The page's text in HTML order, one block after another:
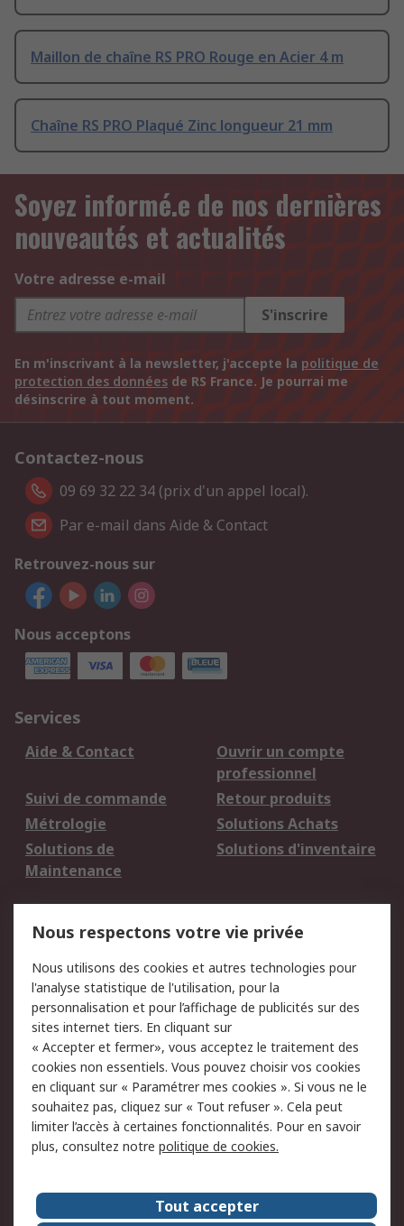
Maillon de chaîne RS PRO Rouge en Acier 4 m
Chaîne RS PRO Plaqué Zinc longueur 21 mm
Soyez informé.e de nos dernières
nouveautés et actualités
Votre adresse e-mail
S'inscrire
En m'inscrivant à la newsletter, j'accepte la politique de
protection des données de RS France. Je pourrai me
désinscrire à tout moment.
Contactez-nous
09 69 32 22 34 (prix d'un appel local).
Par e-mail dans Aide & Contact
Retrouvez-nous sur
Nous acceptons
Services
Aide & Contact
Ouvrir un compte
professionnel
Suivi de commande
Retour produits
Métrologie
Solutions Achats
Solutions de
Maintenance
Solutions d'inventaire
du site
Politique de protection
des données - Mise à
jour
Sécurité des E-mails
Conditions générales
de vente
Politique anti-
corruption
Campagnes marketing
A propos de RS
A propos de RS France
Evénements
Le groupe RS Group Plc
Presse
Nous respectons votre vie privée
Nous utilisons des cookies et autres technologies pour
l'analyse statistique de l'utilisation, pour la
personnalisation et pour l’affichage de publicités sur des
sites internet tiers. En cliquant sur
« Accepter et fermer», vous acceptez le traitement des
cookies non essentiels. Vous pouvez choisir vos cookies
en cliquant sur « Paramétrer mes cookies ». Si vous ne le
souhaitez pas, cliquez sur « Tout refuser ». Cela peut
limiter l’accès à certaines fonctionnalités. Pour en savoir
plus, consultez notre politique de cookies.
Tout accepter